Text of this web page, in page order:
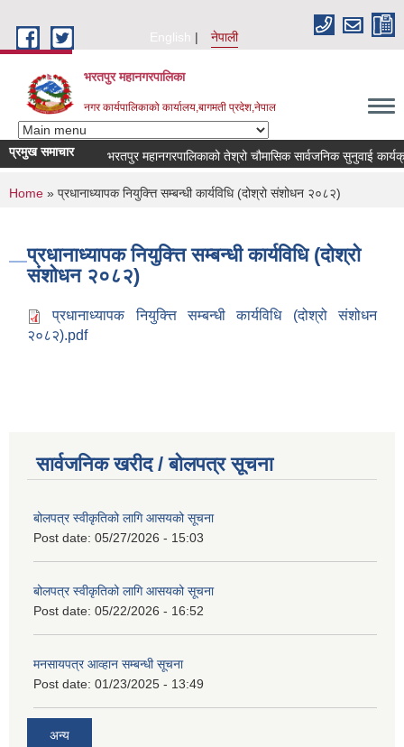
English
नेपाली
भरतपुर महानगरपालिका
नगर कार्यपालिकाको कार्यालय,बागमती प्रदेश,नेपाल
प्रमुख समाचार भरतपुर महानगरपालिकाको तेश्रो चौमासिक सार्वजनिक सुनुवाई कार्यक्रम
You are here
Home » प्रधानाध्यापक नियुक्त्ति सम्बन्धी कार्यविधि (दोश्रो संशोधन २०८२)
प्रधानाध्यापक नियुक्त्ति सम्बन्धी कार्यविधि (दोश्रो
संशोधन २०८२)
प्रधानाध्यापक नियुक्त्ति सम्बन्धी कार्यविधि (दोश्रो संशोधन
२०८२).pdf
सार्वजनिक खरीद / बोलपत्र सूचना
बोलपत्र स्वीकृतिको लागि आसयको सूचना
Post date: 05/27/2026 - 15:03
बोलपत्र स्वीकृतिको लागि आसयको सूचना
Post date: 05/22/2026 - 16:52
मनसायपत्र आव्हान सम्बन्धी सूचना
Post date: 01/23/2025 - 13:49
अन्य